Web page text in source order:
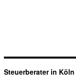
Steuerberater in